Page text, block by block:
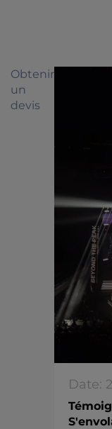
Obtenir
un
devis
Date: